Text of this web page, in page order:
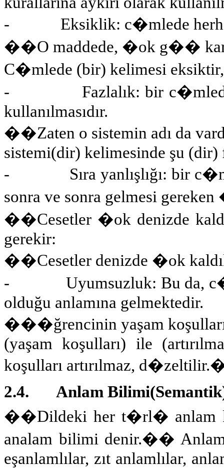
-
Eksiklik: c�mlede
��O maddede, �ok g��
C�mlede (bir) kelimesi
-
Fazlalık: bir
kullanılmasıdır.
��Zaten o sistemin adı da
sistemi(dir) kelimesinde şu (dir)
-
Sıra yanlışlığı: bir
sonra ve sonra gelmesi
��Cesetler �ok denizde
gerekir:
��Cesetler denizde �ok
-
Uyumsuzluk: Bu da,
olduğu anlamına gelmektedir.
���ğrencinin yaşam
(yaşam koşulları) ile
koşulları artırılmaz, d�zeltilir.
2.4.
Anlam
��Dildeki her t�rl� anlam
analam bilimi denir.��
eşanlamlılar, zıt anlamlılar,